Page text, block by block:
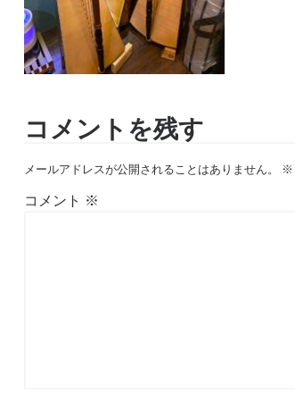
コメントを残す
メールアドレスが公開されることはありません。 ※
コメント ※